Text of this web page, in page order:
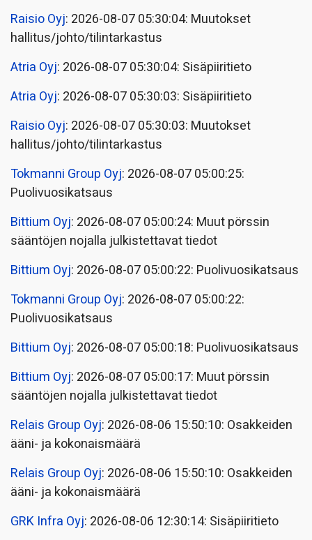
Raisio Oyj: 2026-08-07 05:30:04: Muutokset
hallitus/johto/tilintarkastus
Atria Oyj: 2026-08-07 05:30:04: Sisäpiiritieto
Atria Oyj: 2026-08-07 05:30:03: Sisäpiiritieto
Raisio Oyj: 2026-08-07 05:30:03: Muutokset
hallitus/johto/tilintarkastus
Tokmanni Group Oyj: 2026-08-07 05:00:25:
Puolivuosikatsaus
Bittium Oyj: 2026-08-07 05:00:24: Muut pörssin
sääntöjen nojalla julkistettavat tiedot
Bittium Oyj: 2026-08-07 05:00:22: Puolivuosikatsaus
Tokmanni Group Oyj: 2026-08-07 05:00:22:
Puolivuosikatsaus
Bittium Oyj: 2026-08-07 05:00:18: Puolivuosikatsaus
Bittium Oyj: 2026-08-07 05:00:17: Muut pörssin
sääntöjen nojalla julkistettavat tiedot
Relais Group Oyj: 2026-08-06 15:50:10: Osakkeiden
ääni- ja kokonaismäärä
Relais Group Oyj: 2026-08-06 15:50:10: Osakkeiden
ääni- ja kokonaismäärä
GRK Infra Oyj: 2026-08-06 12:30:14: Sisäpiiritieto